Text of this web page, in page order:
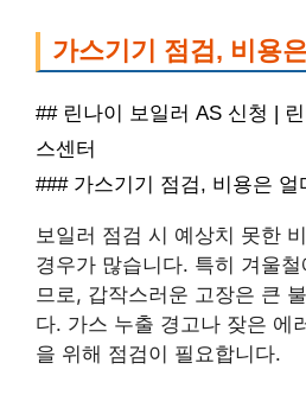
가스기기 점검, 비용
## 린나이 보일러 AS 신청 |
스센터
### 가스기기 점검, 비용은 얼
보일러 점검 시 예상치 못한
경우가 많습니다. 특히 겨울
므로, 갑작스러운 고장은 큰
다. 가스 누출 경고나 잦은 에
을 위해 점검이 필요합니다.